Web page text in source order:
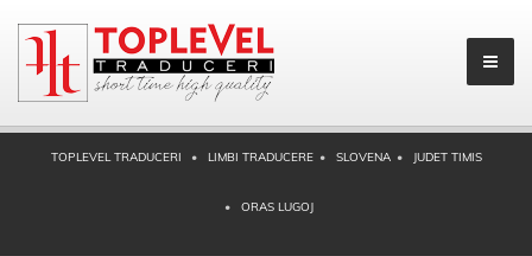
TOPLEVEL TRADUCERI LIMBI TRADUCERE SLOVENA JUDET TIMIS
ORAS LUGOJ